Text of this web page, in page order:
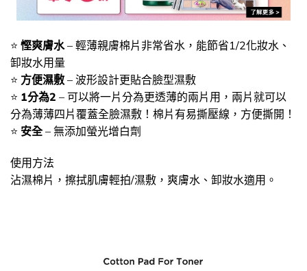
⭐ 慳爽膚水– 輕薄親膚棉片非常省水，能節省1/2化妝水、
卸妝水用量
⭐ 方便濕敷 – 波形設計更貼合臉型濕敷
⭐ 1分為2 – 可以將一片分為更透薄的兩片用，兩片就可以
分為薄薄四片覆蓋全臉濕敷！棉片有易撕壓線，方便撕開！
⭐ 安全– 無添加螢光增白劑
使用方法
沾濕棉片，擦拭肌膚輕拍/濕敷，爽膚水、卸妝水適用。